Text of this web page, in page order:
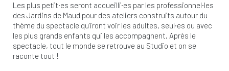
Les plus petit·es seront accueilli·es par les professionnel·les
des Jardins de Maud pour des ateliers construits autour du
thème du spectacle qu’iront voir les adultes, seul·es ou avec
les plus grands enfants qui les accompagnent. Après le
spectacle, tout le monde se retrouve au Studio et on se
raconte tout !